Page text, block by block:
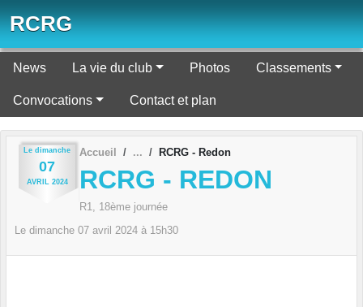
RCRG
News La vie du club Photos Classements
Convocations Contact et plan
Le dimanche
07
AVRIL 2024
Accueil RCRG - Redon
RCRG - REDON
R1, 18ème journée
Le dimanche 07 avril 2024 à 15h30